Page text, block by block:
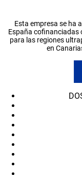
Esta empresa se ha
España cofinanciadas
para las regiones
en